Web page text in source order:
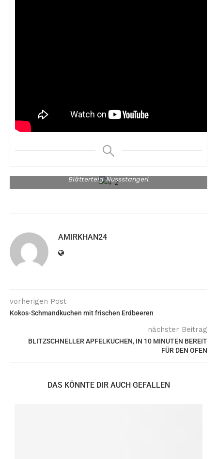
Blätterteig Nussstangerl
AMIRKHAN24
vorherigen Post
Kokos-Schmandkuchen mit frischen Erdbeeren
nächster Beitrag
BLITZSCHNELLER APFELKUCHEN, IN 10 MINUTEN BEREIT
FÜR DEN OFEN
DAS KÖNNTE DIR AUCH GEFALLEN